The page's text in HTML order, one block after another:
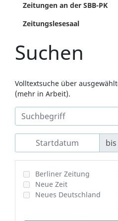
Zeitungen an der SBB-PK
Zeitungslesesaal
Suchen
Volltextsuche über
(mehr in Arbeit).
bis
Berliner Zeitung
Neue Zeit
Neues Deutschland